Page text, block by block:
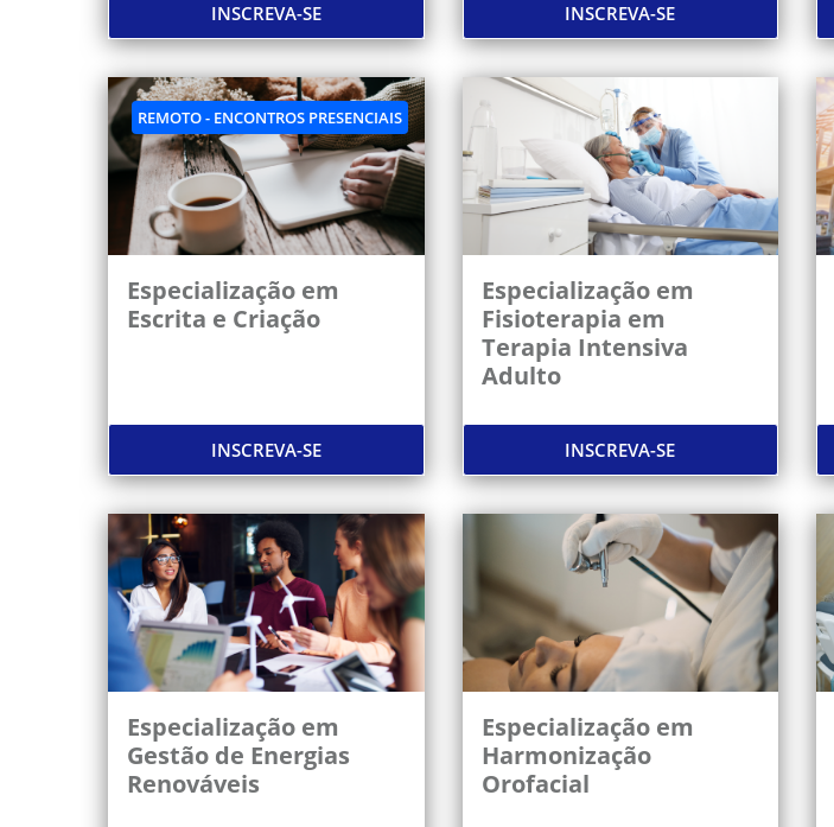
INSCREVA-SE INSCREVA-SE
REMOTO - ENCONTROS PRESENCIAIS
Especialização em
Escrita e Criação
INSCREVA-SE
Especialização em
Fisioterapia em
Terapia Intensiva
Adulto
INSCREVA-SE
Especialização em
Gestão de Energias
Renováveis
Especialização em
Harmonização
Orofacial